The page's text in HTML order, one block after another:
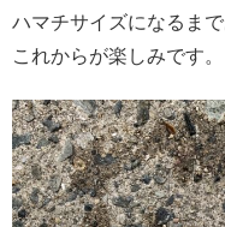
ハマチサイズになるま
これからが楽しみです。